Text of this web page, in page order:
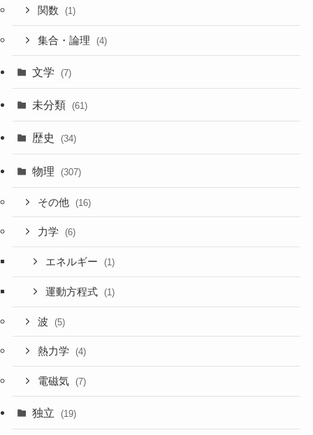
関数 (1)
集合・論理 (4)
文学 (7)
未分類 (61)
歴史 (34)
物理 (307)
その他 (16)
力学 (6)
エネルギー (1)
運動方程式 (1)
波 (5)
熱力学 (4)
電磁気 (7)
独立 (19)